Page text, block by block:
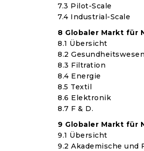
7.3 Pilot-Scale
7.4 Industrial-Scale
8 Globaler Markt für
8.1 Übersicht
8.2 Gesundheitswesen
8.3 Filtration
8.4 Energie
8.5 Textil
8.6 Elektronik
8.7 F & D.
9 Globaler Markt für
9.1 Übersicht
9.2 Akademische und